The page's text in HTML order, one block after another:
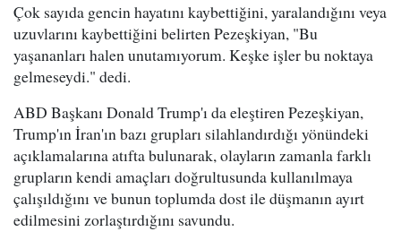
Çok sayıda gencin hayatını kaybettiğini, yaralandığını veya
uzuvlarını kaybettiğini belirten Pezeşkiyan, "Bu
yaşananları halen unutamıyorum. Keşke işler bu noktaya
gelmeseydi." dedi.
ABD Başkanı Donald Trump'ı da eleştiren Pezeşkiyan,
Trump'ın İran'ın bazı grupları silahlandırdığı yönündeki
açıklamalarına atıfta bulunarak, olayların zamanla farklı
grupların kendi amaçları doğrultusunda kullanılmaya
çalışıldığını ve bunun toplumda dost ile düşmanın ayırt
edilmesini zorlaştırdığını savundu.